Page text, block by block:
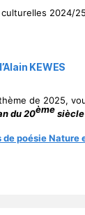
2024/
KEWES
de 2025,
du 20èmesiècle
de poésie Nature